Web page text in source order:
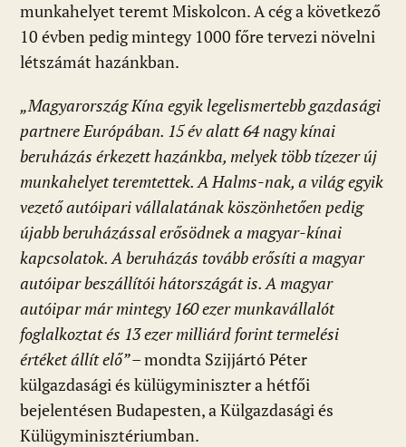
munkahelyet teremt Miskolcon. A cég a következő
10 évben pedig mintegy 1000 főre tervezi növelni
létszámát hazánkban.
„Magyarország Kína egyik legelismertebb gazdasági
partnere Európában. 15 év alatt 64 nagy kínai
beruházás érkezett hazánkba, melyek több tízezer új
munkahelyet teremtettek. A Halms-nak, a világ egyik
vezető autóipari vállalatának köszönhetően pedig
újabb beruházással erősödnek a magyar-kínai
kapcsolatok. A beruházás tovább erősíti a magyar
autóipar beszállítói hátországát is. A magyar
autóipar már mintegy 160 ezer munkavállalót
foglalkoztat és 13 ezer milliárd forint termelési
értéket állít elő” –mondta Szijjártó Péter
külgazdasági és külügyminiszter a hétfői
bejelentésen Budapesten, a Külgazdasági és
Külügyminisztériumban.